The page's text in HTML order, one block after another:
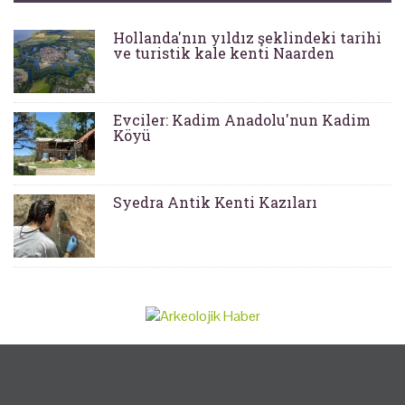
Hollanda'nın yıldız şeklindeki tarihi
ve turistik kale kenti Naarden
Evciler: Kadim Anadolu'nun Kadim
Köyü
Syedra Antik Kenti Kazıları